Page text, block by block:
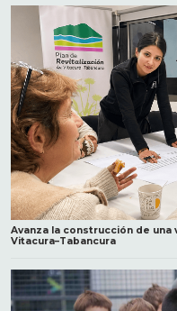
Avanza la construcción de
Vitacura–Tabancura